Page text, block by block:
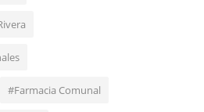
#Farmacia Comunal